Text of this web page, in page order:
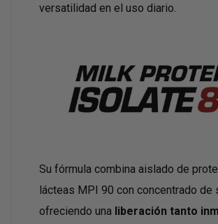
versatilidad en el uso diario.
Su fórmula combina aislado de
lácteas MPI 90 con concentrado de
ofreciendo una liberación tanto